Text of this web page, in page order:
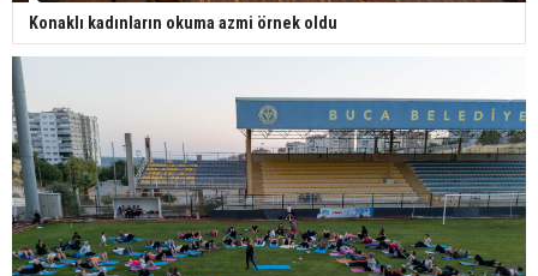
Konaklı kadınların okuma azmi örnek oldu